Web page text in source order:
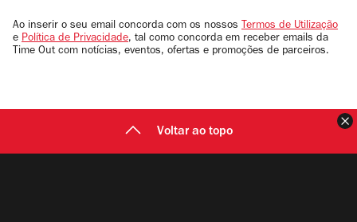
email
Ao inserir o seu email concorda com os nossos Termos de Utilização
e Política de Privacidade, tal como concorda em receber emails da
Time Out com notícias, eventos, ofertas e promoções de parceiros.
Voltar ao topo